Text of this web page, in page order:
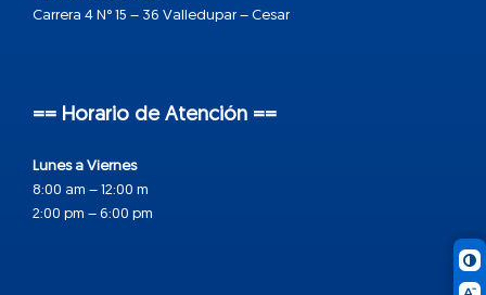
Carrera 4 N° 15 – 36 Valledupar – Cesar
== Horario de Atención ==
Lunes a Viernes
8:00 am – 12:00 m
2:00 pm – 6:00 pm